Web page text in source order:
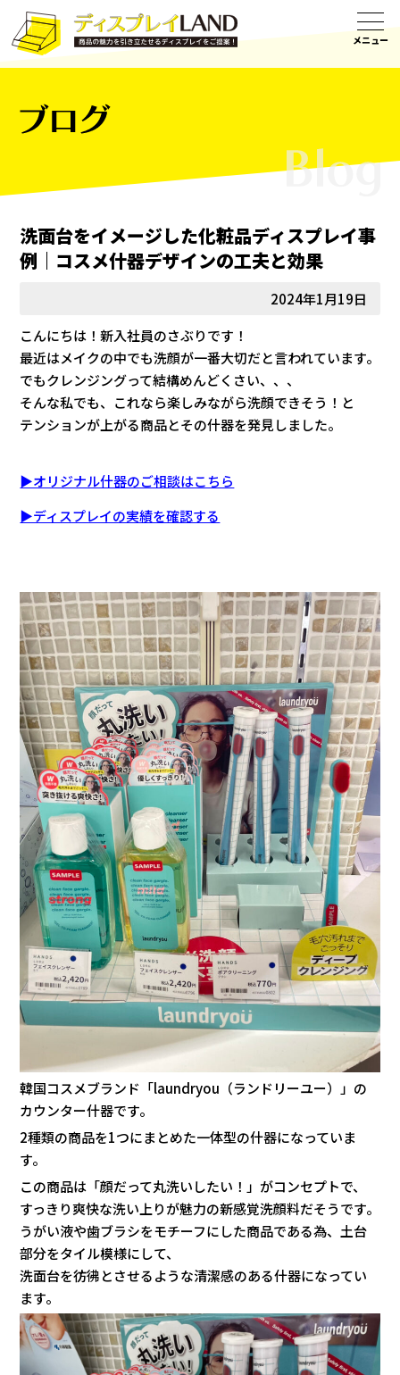
ブログ
洗面台をイメージした化粧品ディスプレイ事
例｜コスメ什器デザインの工夫と効果
2024年1月19日
こんにちは！新入社員のさぶりです！
最近はメイクの中でも洗顔が一番大切だと言われています。
でもクレンジングって結構めんどくさい、、、
そんな私でも、これなら楽しみながら洗顔できそう！と
テンションが上がる商品とその什器を発見しました。
▶オリジナル什器のご相談はこちら
▶ディスプレイの実績を確認する
韓国コスメブランド「laundryou（ランドリーユー）」の
カウンター什器です。
2種類の商品を1つにまとめた一体型の什器になっていま
す。
この商品は「顔だって丸洗いしたい！」がコンセプトで、
すっきり爽快な洗い上りが魅力の新感覚洗顔料だそうです。
うがい液や歯ブラシをモチーフにした商品である為、土台
部分をタイル模様にして、
洗面台を彷彿とさせるような清潔感のある什器になってい
ます。